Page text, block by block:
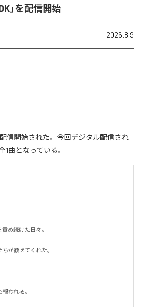
」を配信開始
2026.8.9
配信開始された。今回デジタル配信され
1曲となっている。
め続けた日々。
が教えてくれた。
われる。